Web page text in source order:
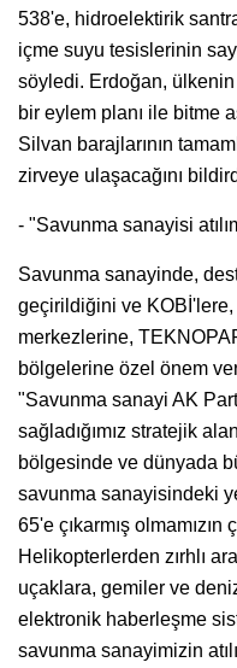
538'e, hidroelektirik
içme suyu tesislerinin
söyledi. Erdoğan,
bir eylem planı ile bitme
Silvan barajlarının
zirveye ulaşacağını
- "Savunma sanayisi
Savunma sanayinde,
geçirildiğini ve KOBİ'lere,
merkezlerine,
bölgelerine özel önem
"Savunma sanayi AK
sağladığımız stratejik
bölgesinde ve dünyada
savunma sanayisindeki
65'e çıkarmış olmamızın
Helikopterlerden zırhlı
uçaklara, gemiler ve
elektronik haberleşme
savunma sanayimizin